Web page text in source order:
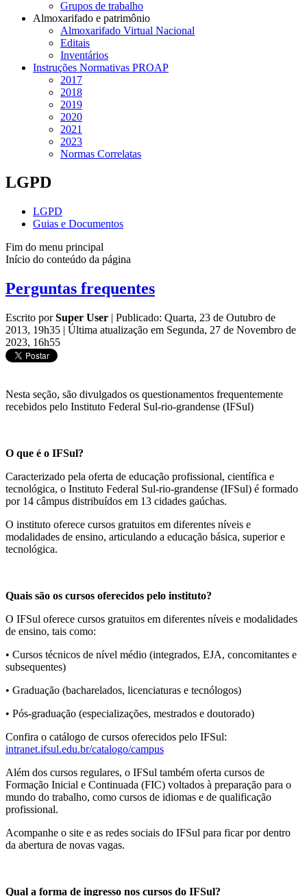
Grupos de trabalho
Almoxarifado e patrimônio
Almoxarifado Virtual Nacional
Editais
Inventários
Instruções Normativas PROAP
2017
2018
2019
2020
2021
2023
Normas Correlatas
LGPD
LGPD
Guias e Documentos
Fim do menu principal
Início do conteúdo da página
Perguntas frequentes
Escrito porSuper User | Publicado: Quarta, 23 de Outubro de
2013, 19h35 | Última atualização em Segunda, 27 de Novembro de
2023, 16h55
Nesta seção, são divulgados os questionamentos frequentemente
recebidos pelo Instituto Federal Sul-rio-grandense (IFSul)
O que é o IFSul?
Caracterizado pela oferta de educação profissional, científica e
tecnológica, o Instituto Federal Sul-rio-grandense (IFSul) é formado
por 14 câmpus distribuídos em 13 cidades gaúchas.
O instituto oferece cursos gratuitos em diferentes níveis e
modalidades de ensino, articulando a educação básica, superior e
tecnológica.
Quais são os cursos oferecidos pelo instituto?
O IFSul oferece cursos gratuitos em diferentes níveis e modalidades
de ensino, tais como:
• Cursos técnicos de nível médio (integrados, EJA, concomitantes e
subsequentes)
• Graduação (bacharelados, licenciaturas e tecnólogos)
• Pós-graduação (especializações, mestrados e doutorado)
Confira o catálogo de cursos oferecidos pelo IFSul:
intranet.ifsul.edu.br/catalogo/campus
Além dos cursos regulares, o IFSul também oferta cursos de
Formação Inicial e Continuada (FIC) voltados à preparação para o
mundo do trabalho, como cursos de idiomas e de qualificação
profissional.
Acompanhe o site e as redes sociais do IFSul para ficar por dentro
da abertura de novas vagas.
Qual a forma de ingresso nos cursos do IFSul?